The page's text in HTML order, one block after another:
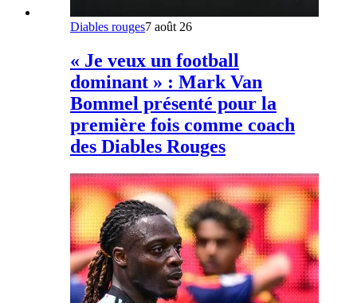
Diables rouges7 août 26
« Je veux un football
dominant » : Mark Van
Bommel présenté pour la
première fois comme coach
des Diables Rouges